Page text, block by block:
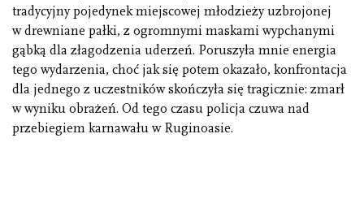
tradycyjny pojedynek miejscowej młodzieży uzbrojonej
w drewniane pałki, z ogromnymi maskami wypchanymi
gąbką dla złagodzenia uderzeń. Poruszyła mnie energia
tego wydarzenia, choć jak się potem okazało, konfrontacja
dla jednego z uczestników skończyła się tragicznie: zmarł
w wyniku obrażeń. Od tego czasu policja czuwa nad
przebiegiem karnawału w Ruginoasie.